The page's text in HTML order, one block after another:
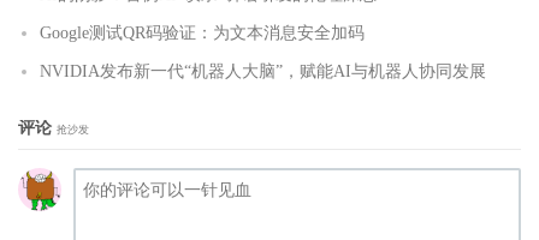
Google测试QR码验证：为文本消息安全加码
NVIDIA发布新一代“机器人大脑”，赋能AI与机器人协同发展
评论 抢沙发